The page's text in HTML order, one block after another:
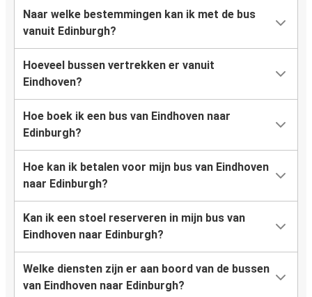
Naar welke bestemmingen kan ik met de bus
vanuit Edinburgh?
Hoeveel bussen vertrekken er vanuit
Eindhoven?
Hoe boek ik een bus van Eindhoven naar
Edinburgh?
Hoe kan ik betalen voor mijn bus van Eindhoven
naar Edinburgh?
Kan ik een stoel reserveren in mijn bus van
Eindhoven naar Edinburgh?
Welke diensten zijn er aan boord van de bussen
van Eindhoven naar Edinburgh?